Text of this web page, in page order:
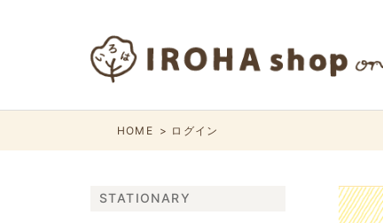
HOME ログイン
STATIONARY